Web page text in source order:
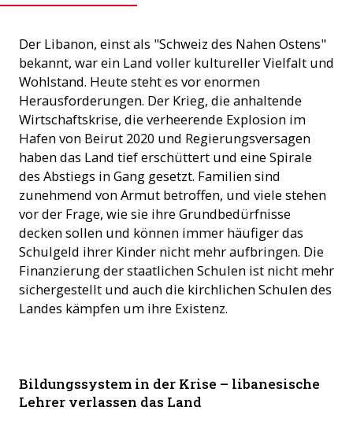
Der Libanon, einst als "Schweiz des Nahen Ostens"
bekannt, war ein Land voller kultureller Vielfalt und
Wohlstand. Heute steht es vor enormen
Herausforderungen. Der Krieg, die anhaltende
Wirtschaftskrise, die verheerende Explosion im
Hafen von Beirut 2020 und Regierungsversagen
haben das Land tief erschüttert und eine Spirale
des Abstiegs in Gang gesetzt. Familien sind
zunehmend von Armut betroffen, und viele stehen
vor der Frage, wie sie ihre Grundbedürfnisse
decken sollen und können immer häufiger das
Schulgeld ihrer Kinder nicht mehr aufbringen. Die
Finanzierung der staatlichen Schulen ist nicht mehr
sichergestellt und auch die kirchlichen Schulen des
Landes kämpfen um ihre Existenz.
Selbstverständlichkeit.
Bildungssystem in der Krise – libanesische
Lehrer verlassen das Land